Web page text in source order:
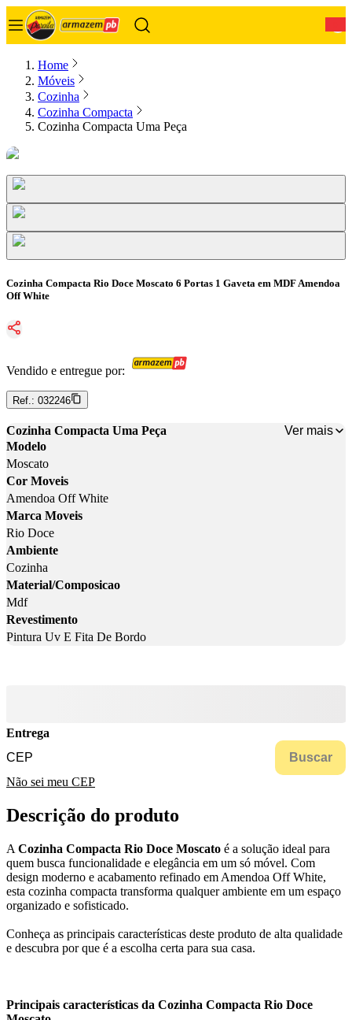
Home
Móveis
Cozinha
Cozinha Compacta
Cozinha Compacta Uma Peça
Cozinha Compacta Rio Doce Moscato 6 Portas 1 Gaveta em MDF Amendoa
Off White
Vendido e entregue por:
Ref.: 032246
Cozinha Compacta Uma Peça
Ver mais
Modelo
Moscato
Cor Moveis
Amendoa Off White
Marca Moveis
Rio Doce
Ambiente
Cozinha
Material/Composicao
Mdf
Revestimento
Pintura Uv E Fita De Bordo
Entrega
Buscar
Não sei meu CEP
Descrição do produto
A Cozinha Compacta Rio Doce Moscato é a solução ideal para
quem busca funcionalidade e elegância em um só móvel. Com
design moderno e acabamento refinado em Amendoa Off White,
esta cozinha compacta transforma qualquer ambiente em um espaço
organizado e sofisticado.
Conheça as principais características deste produto de alta qualidade
e descubra por que é a escolha certa para sua casa.
Principais características da Cozinha Compacta Rio Doce